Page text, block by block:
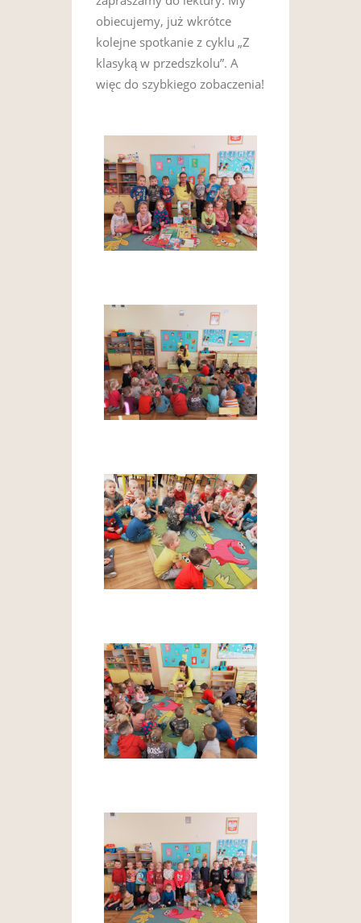
obiecujemy, już wkrótce
kolejne spotkanie z cyklu „Z
klasyką w przedszkolu”. A
więc do szybkiego zobaczenia!